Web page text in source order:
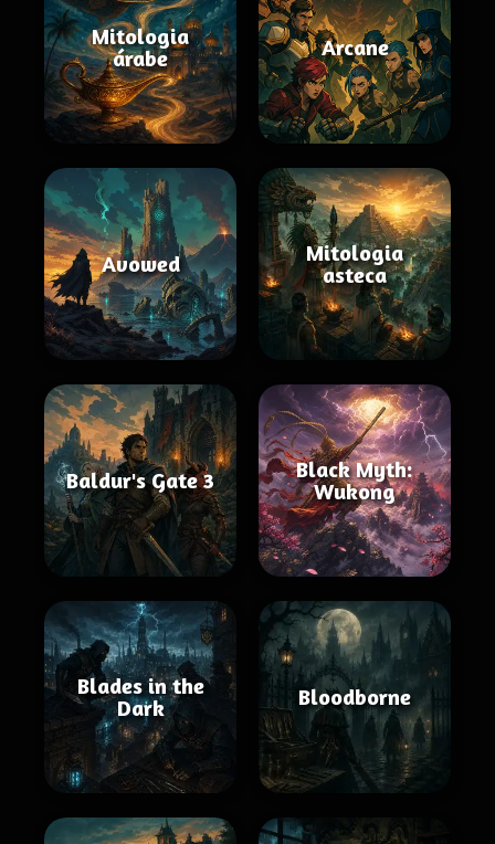
Mitologia
árabe
Arcane
Avowed
Mitologia
asteca
Baldur's Gate 3
Black Myth:
Wukong
Blades in the
Dark
Bloodborne